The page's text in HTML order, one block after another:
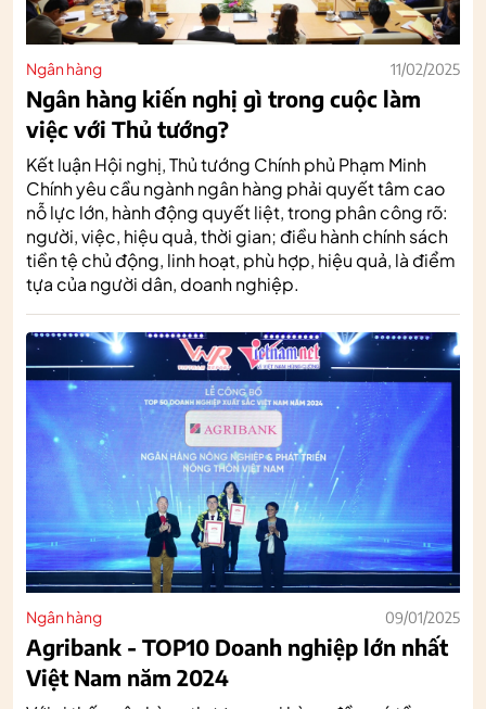
Ngân hàng 11/02/2025
Ngân hàng kiến nghị gì trong cuộc làm
việc với Thủ tướng?
Kết luận Hội nghị, Thủ tướng Chính phủ Phạm Minh
Chính yêu cầu ngành ngân hàng phải quyết tâm cao
nỗ lực lớn, hành động quyết liệt, trong phân công rõ:
người, việc, hiệu quả, thời gian; điều hành chính sách
tiền tệ chủ động, linh hoạt, phù hợp, hiệu quả, là điểm
tựa của người dân, doanh nghiệp.
Ngân hàng 09/01/2025
Agribank - TOP10 Doanh nghiệp lớn nhất
Việt Nam năm 2024